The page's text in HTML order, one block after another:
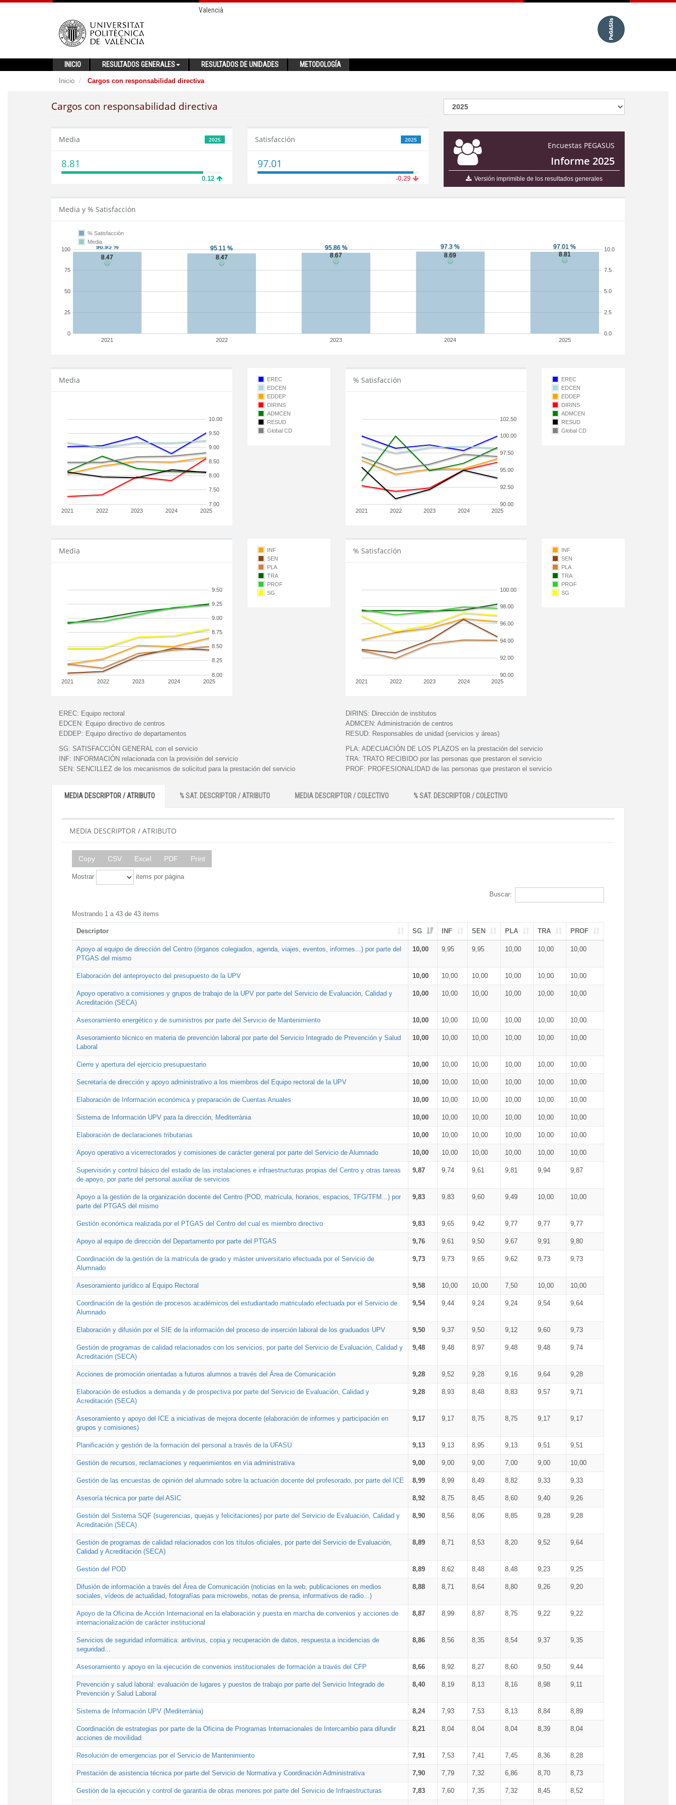
Valencià
INICIO RESULTADOS GENERALES RESULTADOS DE UNIDADES METODOLOGÍA
Inicio Cargos con responsabilidad directiva
Cargos con responsabilidad directiva
Encuestas PEGASUS
Informe 2025
Versión imprimible de los resultados generales
2025
Media
8.81
0.12
2025
Satisfacción
97.01
-0.29
Media y % Satisfacción
2021 2022 2023 2024 2025
0
25
50
75
100
0.0
2.5
5.0
7.5
10.0
% Satisfacción
Media
Media
2021 2022 2023 2024 2025
7.00
7.50
8.00
8.50
9.00
9.50
10.00
EREC
EDCEN
EDDEP
DIRINS
ADMCEN
RESUD
Global CD
% Satisfacción
2021 2022 2023 2024 2025
90.00
92.50
95.00
97.50
100.00
102.50
EREC
EDCEN
EDDEP
DIRINS
ADMCEN
RESUD
Global CD
Media
2021 2022 2023 2024 2025
8.00
8.25
8.50
8.75
9.00
9.25
9.50
INF
SEN
PLA
TRA
PROF
SG
% Satisfacción
2021 2022 2023 2024 2025
90.00
92.00
94.00
96.00
98.00
100.00
INF
SEN
PLA
TRA
PROF
SG
EREC: Equipo rectoral
EDCEN: Equipo directivo de centros
EDDEP: Equipo directivo de departamentos
DIRINS: Dirección de institutos
ADMCEN: Administración de centros
RESUD: Responsables de unidad (servicios y áreas)
SG: SATISFACCIÓN GENERAL con el servicio
INF:
INFORMACIÓN relacionada con la provisión del servicio
SEN: SENCILLEZ de los mecanismos de solicitud para la prestación del servicio
PLA: ADECUACIÓN DE LOS PLAZOS en la prestación del servicio
TRA: TRATO RECIBIDO por las personas que prestaron el servicio
PROF: PROFESIONALIDAD de las personas que prestaron el servicio
MEDIA DESCRIPTOR / ATRIBUTO % SAT. DESCRIPTOR / ATRIBUTO MEDIA DESCRIPTOR / COLECTIVO % SAT. DESCRIPTOR / COLECTIVO
MEDIA DESCRIPTOR / ATRIBUTO
Copy CSV Excel PDF Print
Mostrar items por página
Buscar:
Mostrando 1 a 43 de 43 items
Descriptor SG INF SEN PLA TRA PROF
Apoyo al equipo de dirección del Centro (órganos colegiados, agenda, viajes, eventos, informes...) por parte del
PTGAS del mismo
10,00 9,95 9,95 10,00 10,00 10,00
Elaboración del anteproyecto del presupuesto de la UPV 10,00 10,00 10,00 10,00 10,00 10,00
Apoyo operativo a comisiones y grupos de trabajo de la UPV por parte del Servicio de Evaluación, Calidad y
Acreditación (SECA)
10,00 10,00 10,00 10,00 10,00 10,00
Asesoramiento energético y de suministros por parte del Servicio de Mantenimiento 10,00 10,00 10,00 10,00 10,00 10,00
Asesoramiento técnico en materia de prevención laboral por parte del Servicio Integrado de Prevención y Salud
Laboral
10,00 10,00 10,00 10,00 10,00 10,00
Cierre y apertura del ejercicio presupuestario 10,00 10,00 10,00 10,00 10,00 10,00
Secretaría de dirección y apoyo administrativo a los miembros del Equipo rectoral de la UPV 10,00 10,00 10,00 10,00 10,00 10,00
Elaboración de Información económica y preparación de Cuentas Anuales 10,00 10,00 10,00 10,00 10,00 10,00
Sistema de Información UPV para la dirección, Mediterrània 10,00 10,00 10,00 10,00 10,00 10,00
Elaboración de declaraciones tributarias 10,00 10,00 10,00 10,00 10,00 10,00
Apoyo operativo a vicerrectorados y comisiones de carácter general por parte del Servicio de Alumnado 10,00 10,00 10,00 10,00 10,00 10,00
Supervisión y control básico del estado de las instalaciones e infraestructuras propias del Centro y otras tareas
de apoyo, por parte del personal auxiliar de servicios
9,87 9,74 9,61 9,81 9,94 9,87
Apoyo a la gestión de la organización docente del Centro (POD, matrícula, horarios, espacios, TFG/TFM...) por
parte del PTGAS del mismo
9,83 9,83 9,60 9,49 10,00 10,00
Gestión económica realizada por el PTGAS del Centro del cual es miembro directivo 9,83 9,65 9,42 9,77 9,77 9,77
Apoyo al equipo de dirección del Departamento por parte del PTGAS 9,76 9,61 9,50 9,67 9,91 9,80
Coordinación de la gestión de la matrícula de grado y máster universitario efectuada por el Servicio de
Alumnado
9,73 9,73 9,65 9,62 9,73 9,73
Asesoramiento jurídico al Equipo Rectoral 9,58 10,00 10,00 7,50 10,00 10,00
Coordinación de la gestión de procesos académicos del estudiantado matriculado efectuada por el Servicio de
Alumnado
9,54 9,44 9,24 9,24 9,54 9,64
Elaboración y difusión por el SIE de la información del proceso de inserción laboral de los graduados UPV 9,50 9,37 9,50 9,12 9,60 9,73
Gestión de programas de calidad relacionados con los servicios, por parte del Servicio de Evaluación, Calidad y
Acreditación (SECA)
9,48 9,48 8,97 9,48 9,48 9,74
Acciones de promoción orientadas a futuros alumnos a través del Área de Comunicación 9,28 9,52 9,28 9,16 9,64 9,28
Elaboración de estudios a demanda y de prospectiva por parte del Servicio de Evaluación, Calidad y
Acreditación (SECA)
9,28 8,93 8,48 8,83 9,57 9,71
Asesoramiento y apoyo del ICE a iniciativas de mejora docente (elaboración de informes y participación en
grupos y comisiones)
9,17 9,17 8,75 8,75 9,17 9,17
Planificación y gestión de la formación del personal a través de la UFASU 9,13 9,13 8,95 9,13 9,51 9,51
Gestión de recursos, reclamaciones y requerimientos en vía administrativa 9,00 9,00 9,00 7,00 9,00 10,00
Gestión de las encuestas de opinión del alumnado sobre la actuación docente del profesorado, por parte del ICE 8,99 8,99 8,49 8,82 9,33 9,33
Asesoría técnica por parte del ASIC 8,92 8,75 8,45 8,60 9,40 9,26
Gestión del Sistema SQF (sugerencias, quejas y felicitaciones) por parte del Servicio de Evaluación, Calidad y
Acreditación (SECA)
8,90 8,56 8,06 8,85 9,28 9,28
Gestión de programas de calidad relacionados con los títulos oficiales, por parte del Servicio de Evaluación,
Calidad y Acreditación (SECA)
8,89 8,71 8,53 8,20 9,52 9,64
Gestión del POD 8,89 8,62 8,48 8,48 9,23 9,25
Difusión de información a través del Área de Comunicación (noticias en la web, publicaciones en medios
sociales, vídeos de actualidad, fotografías para microwebs, notas de prensa, informativos de radio...)
8,88 8,71 8,64 8,80 9,26 9,20
Apoyo de la Oficina de Acción Internacional en la elaboración y puesta en marcha de convenios y acciones de
internacionalización de carácter institucional
8,87 8,99 8,87 8,75 9,22 9,22
Servicios de seguridad informática: antivirus, copia y recuperación de datos, respuesta a incidencias de
seguridad...
8,86 8,56 8,35 8,54 9,37 9,35
Asesoramiento y apoyo en la ejecución de convenios institucionales de formación a través del CFP 8,66 8,92 8,27 8,60 9,50 9,44
Prevención y salud laboral: evaluación de lugares y puestos de trabajo por parte del Servicio Integrado de
Prevención y Salud Laboral
8,40 8,19 8,13 8,16 8,98 9,11
Sistema de Información UPV (Mediterrània) 8,24 7,93 7,53 8,13 8,84 8,89
Coordinación de estrategias por parte de la Oficina de Programas Internacionales de Intercambio para difundir
acciones de movilidad
8,21 8,04 8,04 8,04 8,39 8,04
Resolución de emergencias por el Servicio de Mantenimiento 7,91 7,53 7,41 7,45 8,36 8,28
Prestación de asistencia técnica por parte del Servicio de Normativa y Coordinación Administrativa 7,90 7,79 7,32 6,86 8,70 8,73
Gestión de la ejecución y control de garantía de obras menores por parte del Servicio de Infraestructuras 7,83 7,60 7,35 7,32 8,45 8,52